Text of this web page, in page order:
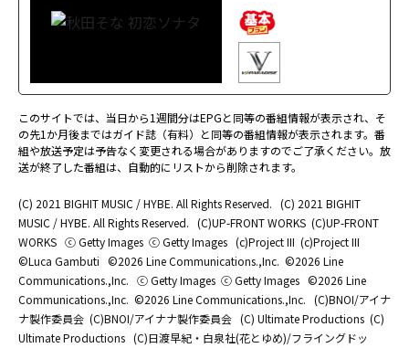
このサイトでは、当日から1週間分はEPGと同等の番組情報が表示され、そ
の先1か月後まではガイド誌（有料）と同等の番組情報が表示されます。番
組や放送予定は予告なく変更される場合がありますのでご了承ください。放
送が終了した番組は、自動的にリストから削除されます。
(C) 2021 BIGHIT MUSIC / HYBE. All Rights Reserved. (C) 2021 BIGHIT
MUSIC / HYBE. All Rights Reserved. (C)UP-FRONT WORKS (C)UP-FRONT
WORKS ⓒ Getty Images ⓒ Getty Images (c)Project III (c)Project III
©Luca Gambuti ©2026 Line Communications.,Inc. ©2026 Line
Communications.,Inc. ⓒ Getty Images ⓒ Getty Images ©2026 Line
Communications.,Inc. ©2026 Line Communications.,Inc. (C)BNOI/アイナ
ナ製作委員会 (C)BNOI/アイナナ製作委員会 (C) Ultimate Productions (C)
Ultimate Productions (C)日渡早紀・白泉社(花とゆめ)/フライングドッ